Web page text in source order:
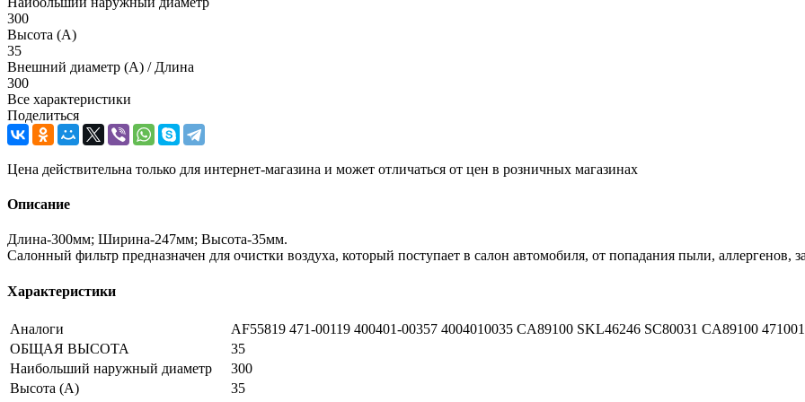
300
Высота (А)
35
Внешний диаметр (А) / Длина
300
Все характеристики
Поделиться
Цена действительна только для интернет-магазина и может отличаться от цен в розничных магазинах
Описание
Длина-300мм; Ширина-247мм; Высота-35мм.
Салонный фильтр предназначен для очистки воздуха, который поступает в салон автомобиля, от попадания пыли, аллергенов,
Характеристики
Аналоги
AF55819 471-00119 400401-00357 4004010035 CA89100 SKL46246 SC80031 CA89100
ОБЩАЯ ВЫСОТА
35
Наибольший наружный диаметр
300
Высота (А)
35